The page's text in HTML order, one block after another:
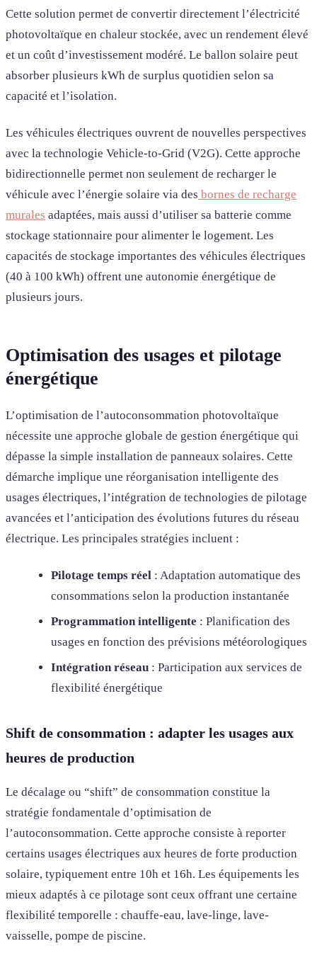
Cette solution permet de convertir directement l’électricité
photovoltaïque en chaleur stockée, avec un rendement élevé
et un coût d’investissement modéré. Le ballon solaire peut
absorber plusieurs kWh de surplus quotidien selon sa
capacité et l’isolation.
Les véhicules électriques ouvrent de nouvelles perspectives
avec la technologie Vehicle-to-Grid (V2G). Cette approche
bidirectionnelle permet non seulement de recharger le
véhicule avec l’énergie solaire via des bornes de recharge
murales adaptées, mais aussi d’utiliser sa batterie comme
stockage stationnaire pour alimenter le logement. Les
capacités de stockage importantes des véhicules électriques
(40 à 100 kWh) offrent une autonomie énergétique de
plusieurs jours.
Optimisation des usages et pilotage
énergétique
L’optimisation de l’autoconsommation photovoltaïque
nécessite une approche globale de gestion énergétique qui
dépasse la simple installation de panneaux solaires. Cette
démarche implique une réorganisation intelligente des
usages électriques, l’intégration de technologies de pilotage
avancées et l’anticipation des évolutions futures du réseau
électrique. Les principales stratégies incluent :
Pilotage temps réel: Adaptation automatique des
consommations selon la production instantanée
Programmation intelligente : Planification des
usages en fonction des prévisions météorologiques
Intégration réseau: Participation aux services de
flexibilité énergétique
Shift de consommation : adapter les usages aux
heures de production
Le décalage ou “shift” de consommation constitue la
stratégie fondamentale d’optimisation de
l’autoconsommation. Cette approche consiste à reporter
certains usages électriques aux heures de forte production
solaire, typiquement entre 10h et 16h. Les équipements les
mieux adaptés à ce pilotage sont ceux offrant une certaine
flexibilité temporelle : chauffe-eau, lave-linge, lave-
vaisselle, pompe de piscine.